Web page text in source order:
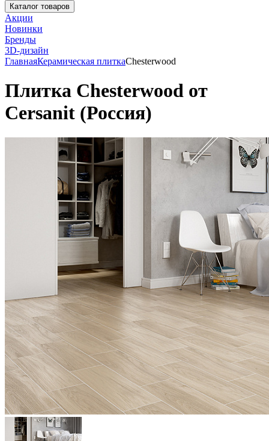
Каталог товаров
Акции
Новинки
Бренды
3D-дизайн
ГлавнаяКерамическая плиткаChesterwood
Плитка Chesterwood от
Cersanit (Россия)